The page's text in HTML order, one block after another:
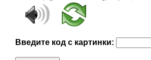
Введите код с картинки: